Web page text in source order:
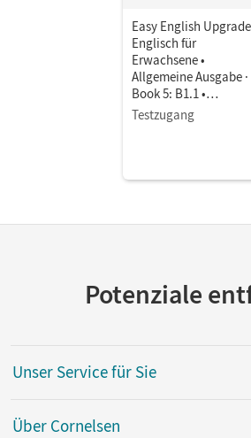
Easy English Upgrade
Englisch für
Erwachsene •
Allgemeine Ausgabe ·
Book 5: B1.1 •
Coursebook als E-Book
Mit Medien
Testzugang
Potenziale
Unser Service für Sie
Über Cornelsen